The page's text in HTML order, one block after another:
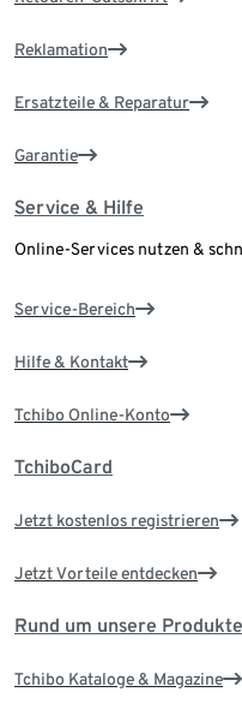
Reklamation
Ersatzteile & Reparatur
Garantie
Service & Hilfe
Online-Services nutzen &
Service-Bereich
Hilfe & Kontakt
Tchibo Online-Konto
TchiboCard
Jetzt kostenlos registrieren
Jetzt Vorteile entdecken
Rund um unsere Produkte
Tchibo Kataloge & Magazine